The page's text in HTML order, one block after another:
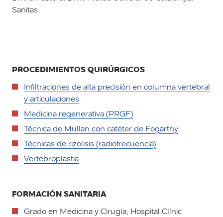
Sanitas
PROCEDIMIENTOS QUIRÚRGICOS
Infiltraciones de alta precisión en columna vertebral
y articulaciones
Medicina regenerativa (PRGF)
Técnica de Mullan con catéter de Fogarthy
Técnicas de rizolisis (radiofrecuencia)
Vertebroplastia
FORMACIÓN SANITARIA
Grado en Medicina y Cirugía, Hospital Clínic